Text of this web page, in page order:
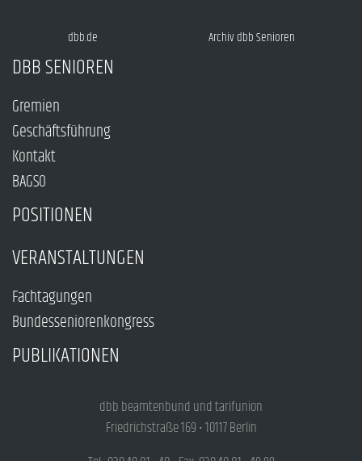
dbb.de Archiv dbb Senioren
DBB SENIOREN
Gremien
Geschäftsführung
Kontakt
BAGSO
POSITIONEN
VERANSTALTUNGEN
Fachtagungen
Bundesseniorenkongress
PUBLIKATIONEN
dbb beamtenbund und tarifunion
Friedrichstraße 169 • 10117 Berlin